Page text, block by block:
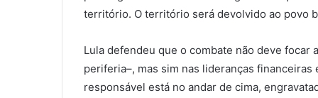
território. O território será devolvido ao povo
Lula defendeu que o combate não deve focar
periferia–, mas sim nas lideranças
responsável está no andar de cima,